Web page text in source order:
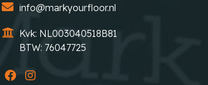
info@markyourfloor.nl
Kvk: NL003040518B81
BTW: 76047725